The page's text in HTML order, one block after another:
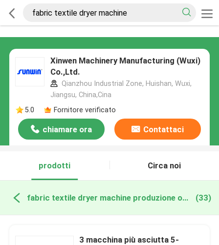
Xinwen Machinery Manufacturing (Wuxi)
Co.,Ltd.
Qianzhou Industrial Zone, Huishan, Wuxi,
Jiangsu, China,Cina
5.0
Fornitore verificato
chiamare ora Contattaci
prodotti Circa noi
fabric textile dryer machine produzione online (33)
3 macchina più asciutta 5-